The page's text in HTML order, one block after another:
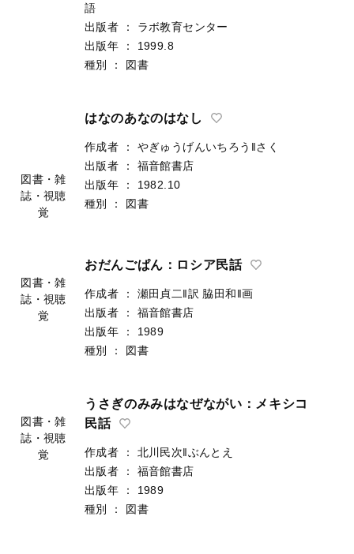
語
出版者
：
ラボ教育センター
出版年
：
1999.8
種別
： 図書
図書・雑
誌・視聴
覚
はなのあなのはなし
作成者 ：
やぎゅうげんいちろう‖さく
出版者
：
福音館書店
出版年
：
1982.10
種別
： 図書
図書・雑
誌・視聴
覚
おだんごぱん：ロシア民話
作成者 ： 瀬田貞二‖訳 脇田和‖画
出版者
：
福音館書店
出版年
：
1989
種別
： 図書
図書・雑
誌・視聴
覚
うさぎのみみはなぜながい：メキシコ
民話
作成者 ：
北川民次‖ぶんとえ
出版者
：
福音館書店
出版年
：
1989
種別
： 図書